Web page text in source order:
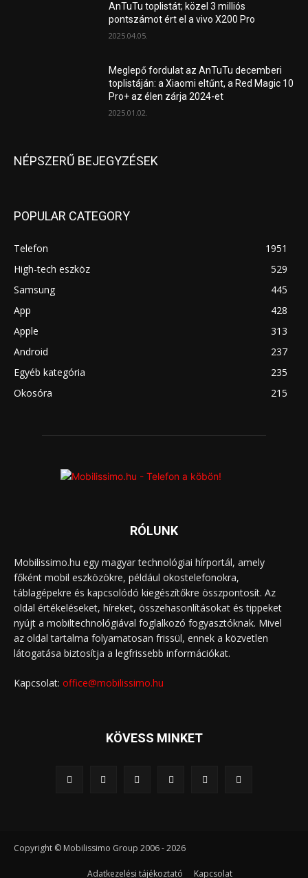
AnTuTu toplistát; közel 3 milliós
pontszámot ért el a vivo X200 Pro
2025.04.05.
Meglepő fordulat az AnTuTu decemberi
toplistáján: a Xiaomi eltűnt, a Red Magic 10
Pro+ az élen zárja 2024-et
2025.01.02.
NÉPSZERŰ BEJEGYZÉSEK
POPULAR CATEGORY
Telefon
1951
High-tech eszköz
529
Samsung
445
App
428
Apple
313
Android
237
Egyéb kategória
235
Okosóra
215
RÓLUNK
Mobilissimo.hu egy magyar technológiai hírportál, amely
főként mobil eszközökre, például okostelefonokra,
táblagépekre és kapcsolódó kiegészítőkre összpontosít. Az
oldal értékeléseket, híreket, összehasonlításokat és tippeket
nyújt a mobiltechnológiával foglalkozó fogyasztóknak. Mivel
az oldal tartalma folyamatosan frissül, ennek a közvetlen
látogatása biztosítja a legfrissebb információkat.
Kapcsolat: office@mobilissimo.hu
KÖVESS MINKET
Copyright © Mobilissimo Group 2006 - 2026
Adatkezelési tájékoztató Kapcsolat